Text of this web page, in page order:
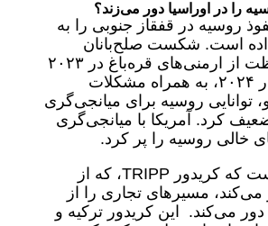
را در اوراسیا دور می‌زند؟
روسیه در قفقاز جنوبی را به
است. شکست صلح‌بانان
روسی در حفاظت از ارمنی‌های قره‌باغ در ۲۰۲۳
و خروج آن‌ها در ۲۰۲۴، به همراه مشکلات
توانایی روسیه برای میانجی‌گری
کرد. آمریکا با میانجی‌گری
خالی روسیه را پر کرد.
این در حالی است که کریدور TRIPP، که از
می‌کند، مسیرهای تجاری را از
می‌کند. این کریدور ترکیه و